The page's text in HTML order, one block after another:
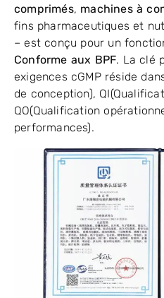
comprimés, machines à
fins pharmaceutiques et
– est conçu pour un
Conforme aux BPF. La clé
exigences cGMP réside
de conception),
QO(Qualification
performances).